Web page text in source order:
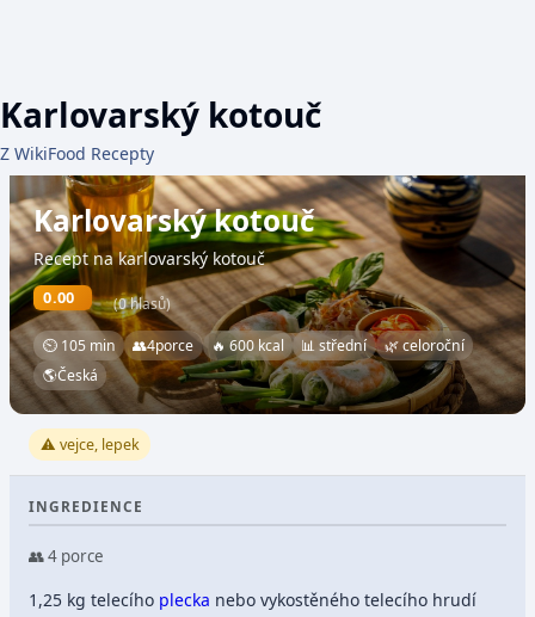
Karlovarský kotouč
Z WikiFood Recepty
Karlovarský kotouč
Recept na karlovarský kotouč
0.00 (0 hlasů)
⏲ 105 min 👥4porce 🔥 600 kcal 📊 střední
🌿 celoroční
🌎Česká
⚠️ vejce, lepek
INGREDIENCE
👥 4 porce
1,25 kg telecího plecka nebo vykostěného telecího hrudí